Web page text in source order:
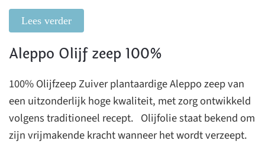
Lees verder
Aleppo Olijf zeep 100%
100% Olijfzeep Zuiver plantaardige Aleppo zeep van
een uitzonderlijk hoge kwaliteit, met zorg ontwikkeld
volgens traditioneel recept. Olijfolie staat bekend om
zijn vrijmakende kracht wanneer het wordt verzeept.